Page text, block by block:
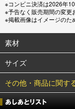
※コンビニ決済は2026年
※予告なく販売期間の変更
※掲載画像はイメージのた
素材
サイズ
その他・商品に関す